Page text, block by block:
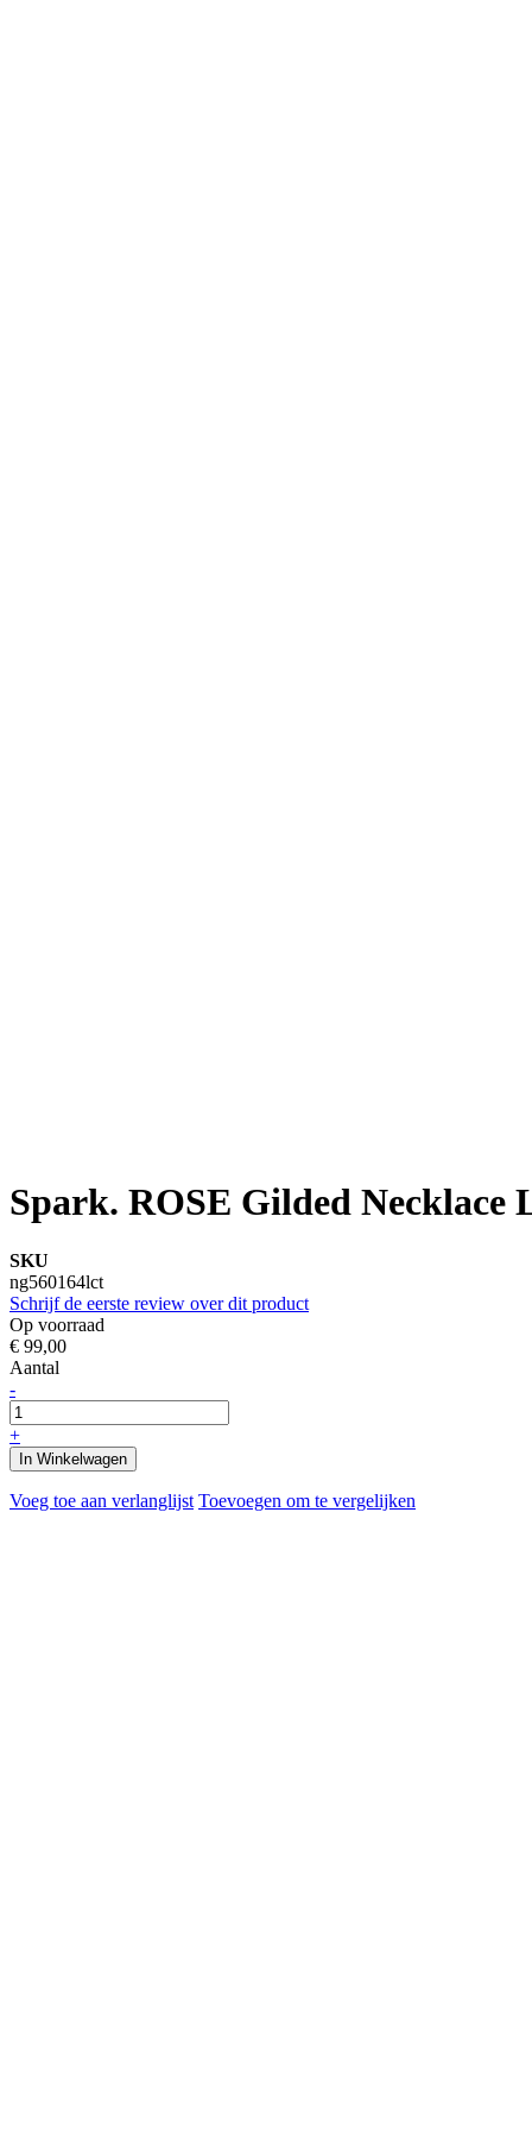
Spark. ROSE Gilded Necklace
SKU
ng560164lct
Schrijf de eerste review over dit product
Op voorraad
€ 99,00
Aantal
-
+
In Winkelwagen
Voeg toe aan verlanglijst Toevoegen om te vergelijken